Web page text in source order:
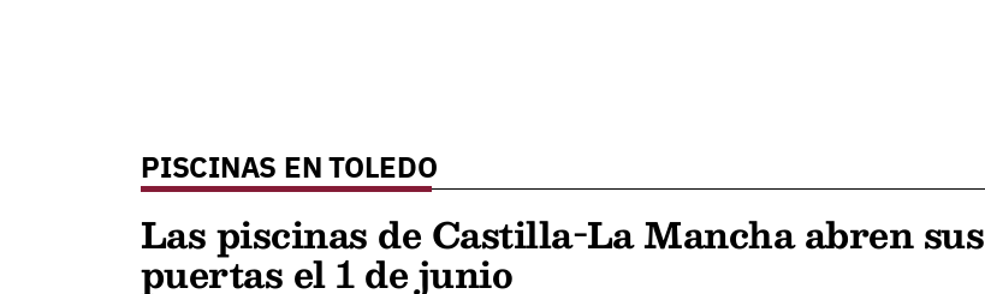
PISCINAS EN TOLEDO
Las piscinas de Castilla-La Mancha abren sus
puertas el 1 de junio